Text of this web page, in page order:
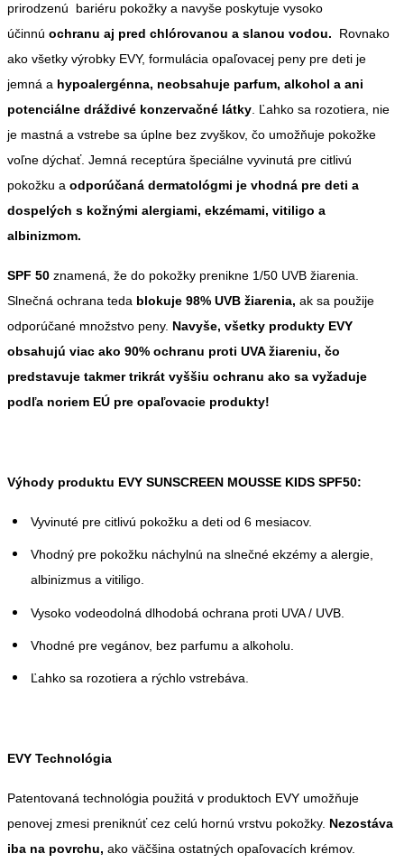
prirodzenú bariéru pokožky a navyše poskytuje vysoko
účinnú ochranu aj pred chlórovanou a slanou vodou. Rovnako
ako všetky výrobky EVY, formulácia opaľovacej peny pre deti je
jemná a hypoalergénna, neobsahuje parfum, alkohol a ani
potenciálne dráždivé konzervačné látky . Ľahko sa rozotiera, nie
je mastná a vstrebe sa úplne bez zvyškov, čo umožňuje pokožke
voľne dýchať. Jemná receptúra ​​špeciálne vyvinutá pre citlivú
pokožku a odporúčaná dermatológmi je vhodná pre deti a
dospelých s kožnými alergiami, ekzémami, vitiligo a
albinizmom.
SPF 50 znamená, že do pokožky prenikne 1/50 UVB žiarenia.
Slnečná ochrana teda blokuje 98% UVB žiarenia, ak sa použije
odporúčané množstvo peny. Navyše, všetky produkty EVY
obsahujú viac ako 90% ochranu proti UVA žiareniu, čo
predstavuje takmer trikrát vyššiu ochranu ako sa vyžaduje
podľa noriem EÚ pre opaľovacie produkty!
Výhody produktu EVY SUNSCREEN MOUSSE KIDS SPF50:
Vyvinuté pre citlivú pokožku a deti od 6 mesiacov.
Vhodný pre pokožku náchylnú na slnečné ekzémy a alergie,
albinizmus a vitiligo.
Vysoko vodeodolná dlhodobá ochrana proti UVA / UVB.
Vhodné pre vegánov, bez parfumu a alkoholu.
Ľahko sa rozotiera a rýchlo vstrebáva.
EVY Technológia
Patentovaná technológia použitá v produktoch EVY umožňuje
penovej zmesi preniknúť cez celú hornú vrstvu pokožky. Nezostáva
iba na povrchu, ako väčšina ostatných opaľovacích krémov.